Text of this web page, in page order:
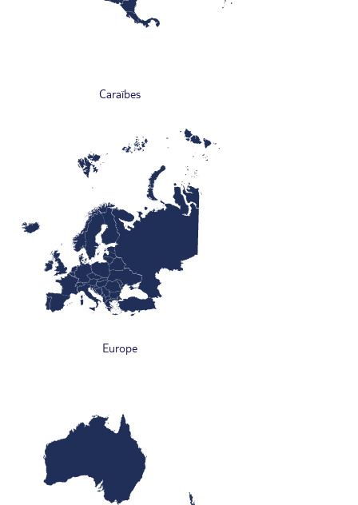
Caraïbes
Europe